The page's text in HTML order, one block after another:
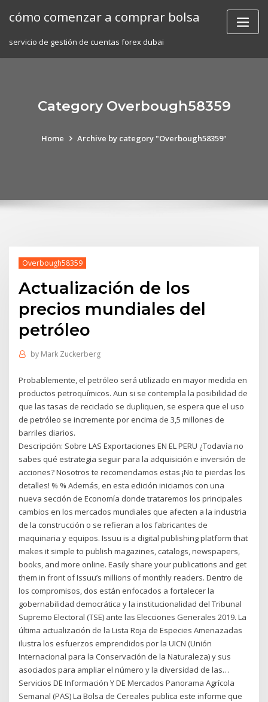
cómo comenzar a comprar bolsa
servicio de gestión de cuentas forex dubai
Category Overbough58359
Home Archive by category "Overbough58359"
Overbough58359
Actualización de los
precios mundiales del
petróleo
by Mark Zuckerberg
Probablemente, el petróleo será utilizado en mayor medida en
productos petroquímicos. Aun si se contempla la posibilidad de
que las tasas de reciclado se dupliquen, se espera que el uso
de petróleo se incremente por encima de 3,5 millones de
barriles diarios.
Descripción: Sobre LAS Exportaciones EN EL PERU ¿Todavía no
sabes qué estrategia seguir para la adquisición e inversión de
acciones? Nosotros te recomendamos estas ¡No te pierdas los
detalles! % % Además, en esta edición iniciamos con una
nueva sección de Economía donde trataremos los principales
cambios en los mercados mundiales que afecten a la industria
de la construcción o se refieran a los fabricantes de
maquinaria y equipos. Issuu is a digital publishing platform that
makes it simple to publish magazines, catalogs, newspapers,
books, and more online. Easily share your publications and get
them in front of Issuu’s millions of monthly readers. Dentro de
los compromisos, dos están enfocados a fortalecer la
gobernabilidad democrática y la institucionalidad del Tribunal
Supremo Electoral (TSE) ante las Elecciones Generales 2019. La
última actualización de la Lista Roja de Especies Amenazadas
ilustra los esfuerzos emprendidos por la UICN (Unión
Internacional para la Conservación de la Naturaleza) y sus
asociados para ampliar el número y la diversidad de las…
Servicios DE Información Y DE Mercados Panorama Agrícola
Semanal (PAS) La Bolsa de Cereales publica este informe que